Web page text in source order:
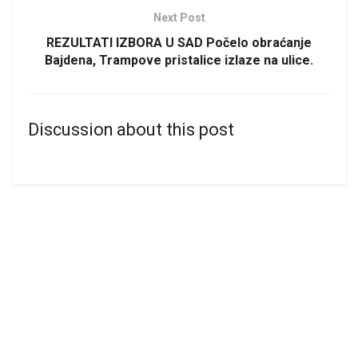
Next Post
REZULTATI IZBORA U SAD Počelo obraćanje
Bajdena, Trampove pristalice izlaze na ulice.
Discussion about this post